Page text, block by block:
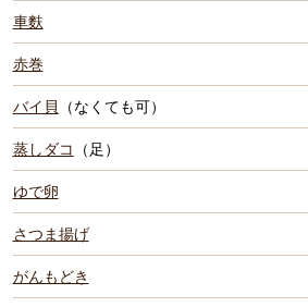
車麩
赤巻
バイ貝 （なくても可）
蒸しダコ （足）
ゆで卵
さつま揚げ
がんもどき